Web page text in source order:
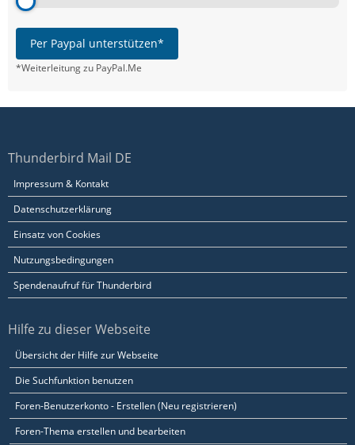
Per Paypal unterstützen*
*Weiterleitung zu PayPal.Me
Thunderbird Mail DE
Impressum & Kontakt
Datenschutzerklärung
Einsatz von Cookies
Nutzungsbedingungen
Spendenaufruf für Thunderbird
Hilfe zu dieser Webseite
Übersicht der Hilfe zur Webseite
Die Suchfunktion benutzen
Foren-Benutzerkonto - Erstellen (Neu registrieren)
Foren-Thema erstellen und bearbeiten